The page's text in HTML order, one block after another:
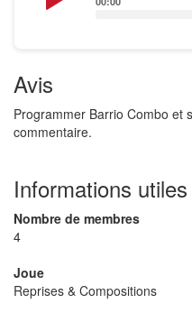
Avis
Programmer Barrio Combo et
commentaire.
Informations utiles
Nombre de membres
4
Joue
Reprises & Compositions